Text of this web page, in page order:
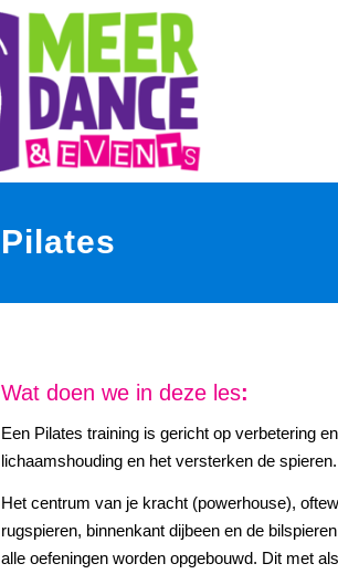
Pilates
Wat doen we in deze les:
Een Pilates training is gericht op verbetering
lichaamshouding en het versterken de spieren.
Het centrum van je kracht (powerhouse),
rugspieren, binnenkant dijbeen en de
alle oefeningen worden opgebouwd. Dit met